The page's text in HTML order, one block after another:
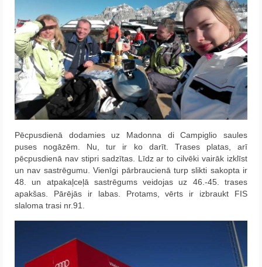
Pēcpusdienā dodamies uz Madonna di Campiglio saules
puses nogāzēm. Nu, tur ir ko darīt. Trases platas, arī
pēcpusdienā nav stipri sadzītas. Līdz ar to cilvēki vairāk izklīst
un nav sastrēgumu. Vienīgi pārbraucienā turp slikti sakopta ir
48. un atpakaļceļā sastrēgums veidojas uz 46.-45. trases
apakšas. Pārējās ir labas. Protams, vērts ir izbraukt FIS
slaloma trasi nr.91.